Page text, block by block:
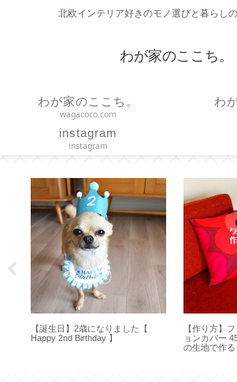
北欧インテリア好きのモノ選びと暮らし
わが家のここち。
わが家のここち。
wagacoco.com
わ
instagram
instagram
【誕生日】2歳になりました【
Happy 2nd Birthday 】
【作り方】
ョンカバー
の生地で作る